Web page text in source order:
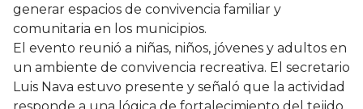
generar espacios de convivencia familiar y
comunitaria en los municipios.
El evento reunió a niñas, niños, jóvenes y adultos en
un ambiente de convivencia recreativa. El secretario
Luis Nava estuvo presente y señaló que la actividad